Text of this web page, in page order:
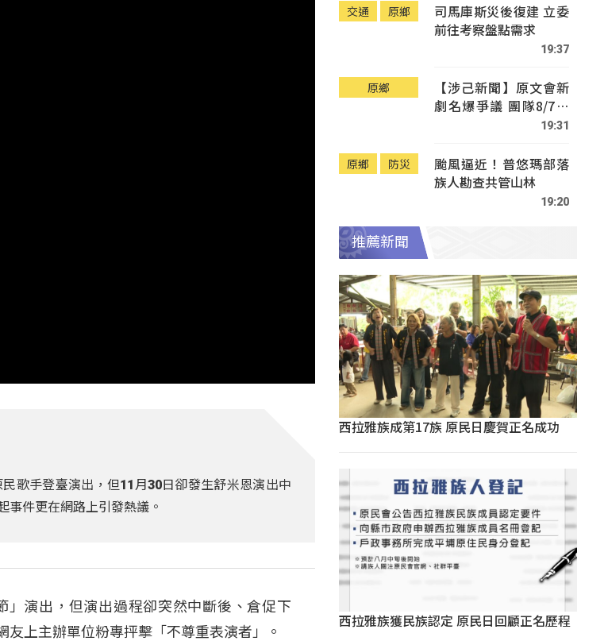
歌手登臺演出，但11月30日卻發生舒米恩演出中
事件更在網路上引發熱議。
演出，但演出過程卻突然中斷後、倉促下
上主辦單位粉專抨擊「不尊重表演者」。
交通 原鄉
司馬庫斯災後復建 立委
前往考察盤點需求
19:37
原鄉
【涉己新聞】原文會新
劇名爆爭議 團隊8/7赴
19:31
原鄉 防災
颱風逼近！普悠瑪部落
族人勘查共管山林
19:20
推薦新聞
西拉雅族成第17族 原民日慶賀正名成功
西拉雅族獲民族認定 原民日回顧正名歷程